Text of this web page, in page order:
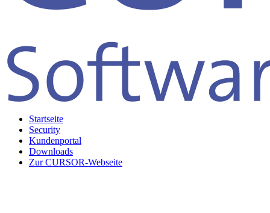
Startseite
Security
Kundenportal
Downloads
Zur CURSOR-Webseite